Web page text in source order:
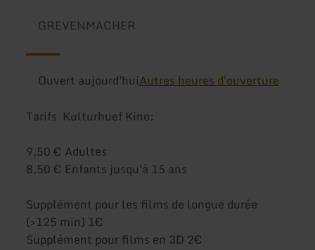
GREVENMACHER
Ouvert aujourd'huiAutres heures d'ouverture
Tarifs Kulturhuef Kino:
9,50 € Adultes
8,50 € Enfants jusqu'à 15 ans
Supplément pour les films de longue durée
(>125 min) 1€
Supplément pour films en 3D 2€